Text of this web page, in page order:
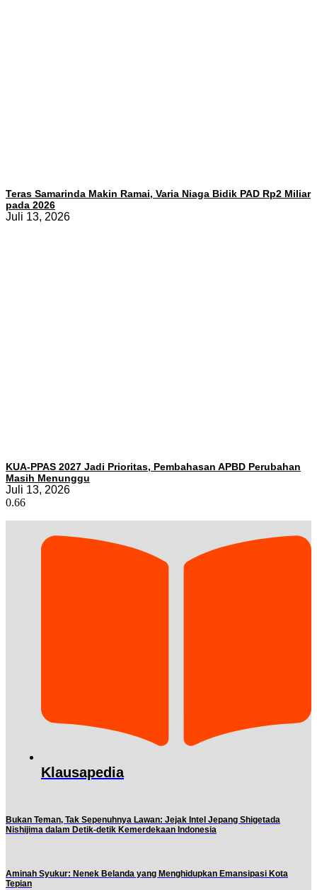
Teras Samarinda Makin Ramai, Varia Niaga Bidik PAD Rp2 Miliar
pada 2026
Juli 13, 2026
KUA-PPAS 2027 Jadi Prioritas, Pembahasan APBD Perubahan
Masih Menunggu
Juli 13, 2026
Klausapedia
Bukan Teman, Tak Sepenuhnya Lawan: Jejak Intel Jepang Shigetada
Nishijima dalam Detik-detik Kemerdekaan Indonesia
Aminah Syukur: Nenek Belanda yang Menghidupkan Emansipasi Kota
Tepian